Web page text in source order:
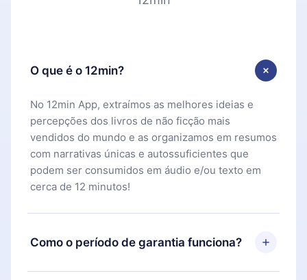
O que é o 12min?
No 12min App, extraímos as melhores ideias e
percepções dos livros de não ficção mais
vendidos do mundo e as organizamos em resumos
com narrativas únicas e autossuficientes que
podem ser consumidos em áudio e/ou texto em
cerca de 12 minutos!
Como o período de garantia funciona?
Você pode baixar nosso aplicativo e começar a